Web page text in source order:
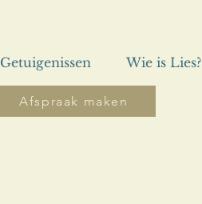
Getuigenissen Wie is Lies?
Afspraak maken